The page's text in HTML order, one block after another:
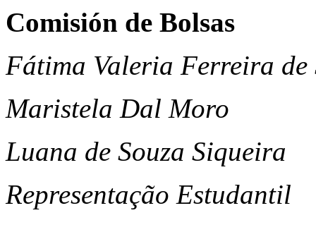
Comisión de Bolsas
Fátima Valeria Ferreira de
Maristela Dal Moro
Luana de Souza Siqueira
Representação Estudantil